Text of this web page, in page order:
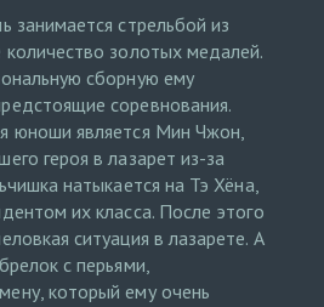
занимается стрельбой из
золотых медалей.
сборную ему
соревнования.
юноши является Мин Чжон,
героя в лазарет из-за
натыкается на Тэ Хёна,
их класса. После этого
ситуация в лазарете. А
с перьями,
который ему очень